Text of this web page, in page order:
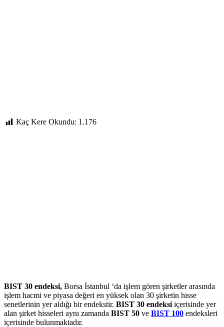
Kaç Kere Okundu: 1.176
BIST 30 endeksi, Borsa İstanbul ‘da işlem gören şirketler arasında
işlem hacmi ve piyasa değeri en yüksek olan 30 şirketin hisse
senetlerinin yer aldığı bir endekstir. BIST 30 endeksi içerisinde yer
alan şirket hisseleri aynı zamanda BIST 50 ve BIST 100 endeksleri
içerisinde bulunmaktadır.